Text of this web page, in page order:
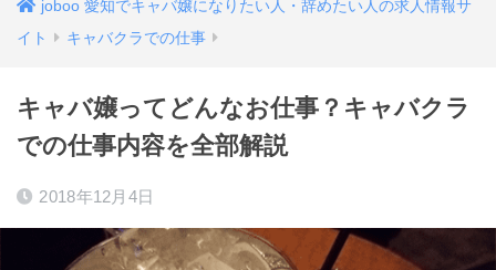
joboo 愛知でキャバ嬢になりたい人・辞めたい人の求人情報サ
イト
キャバクラでの仕事
キャバ嬢ってどんなお仕事？キャバクラ
での仕事内容を全部解説
2018年12月4日